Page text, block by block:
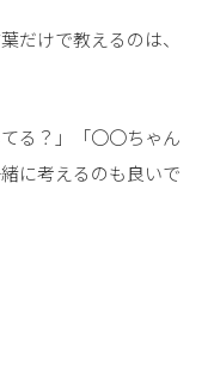
だけで教えるのは、
る？」「〇〇ちゃん
に考えるのも良いで